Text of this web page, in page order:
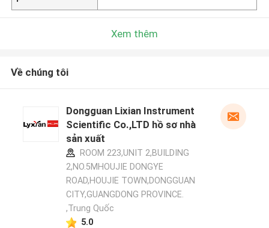
Xem thêm
Về chúng tôi
Dongguan Lixian Instrument
Scientific Co.,LTD hồ sơ nhà
sản xuất
ROOM 223,UNIT 2,BUILDING
2,NO.5MHOUJIE DONGYE
ROAD,HOUJIE TOWN,DONGGUAN
CITY,GUANGDONG PROVINCE.
,Trung Quốc
5.0